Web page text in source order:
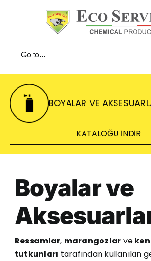
Go to...
BOYALAR VE
KATALOĞU INDIR
Boyalar ve
Ressamlar, marangozlar ve
tutkunları tarafından kullanılan